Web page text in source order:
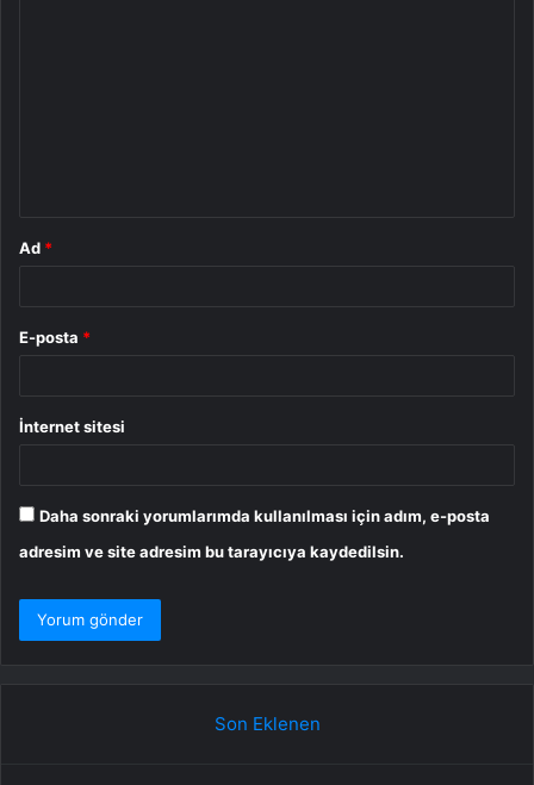
Ad *
E-posta *
İnternet sitesi
Daha sonraki yorumlarımda kullanılması için adım, e-posta
adresim ve site adresim bu tarayıcıya kaydedilsin.
Son Eklenen